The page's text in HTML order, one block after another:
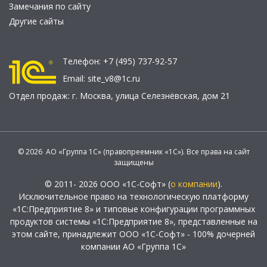
Замечания по сайту
Другие сайты
Телефон: +7 (495) 737-92-57
Email: site_v8@1c.ru
Отдел продаж: г. Москва, улица Селезнёвская, дом 21
© 2026 АО «Группа 1С» (правопреемник «1С»). Все права на сайт
защищены
© 2011- 2026 ООО «1С-Софт» (о компании).
Исключительное право на технологическую платформу
«1С:Предприятие 8» и типовые конфигурации программных
продуктов системы «1С:Предприятие 8», представленные на
этом сайте, принадлежит ООО «1С-Софт» - 100% дочерней
компании АО «Группа 1С»